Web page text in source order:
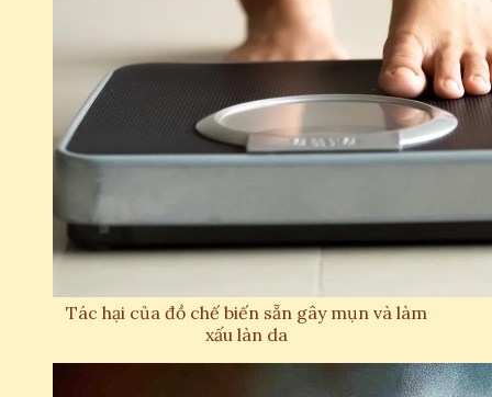
Tác hại của đồ chế biến sẵn gây mụn và làm
xấu làn da